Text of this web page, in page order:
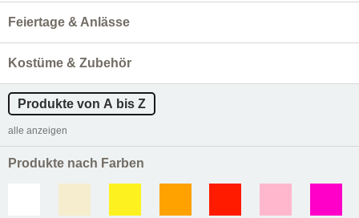
Feiertage & Anlässe
Kostüme & Zubehör
Produkte von A bis Z
alle anzeigen
Produkte nach Farben